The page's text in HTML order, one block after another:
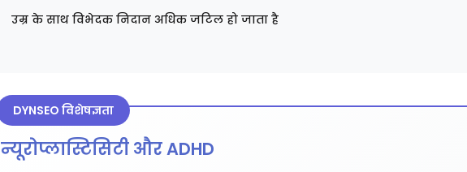
उम्र के साथ विभेदक निदान अधिक जटिल हो जाता है
DYNSEO विशेषज्ञता
न्यूरोप्लास्टिसिटी और ADHD